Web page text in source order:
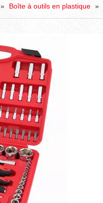
» Boîte à outils en plastique »